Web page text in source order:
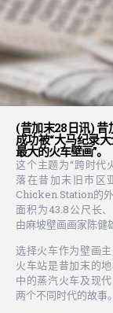
(昔加末28日讯) 昔
成功被“大马纪录
最大的火车壁画”。
这个主题为“跨时代
落在昔加末旧巿区
Chicken Station的
面积为43.8公尺长、
由麻坡壁画画家陈健
选择火车作为壁画
火车站是昔加末的
中的蒸汽火车及现
两个不同时代的故事。